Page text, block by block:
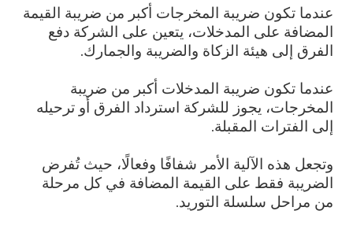
عندما تكون ضريبة المخرجات أكبر من ضريبة القيمة
المضافة على المدخلات، يتعين على الشركة دفع
الفرق إلى هيئة الزكاة والضريبة والجمارك.
عندما تكون ضريبة المدخلات أكبر من ضريبة
المخرجات، يجوز للشركة استرداد الفرق أو ترحيله
إلى الفترات المقبلة.
وتجعل هذه الآلية الأمر شفافًا وفعالًا، حيث تُفرض
الضريبة فقط على القيمة المضافة في كل مرحلة
من مراحل سلسلة التوريد.